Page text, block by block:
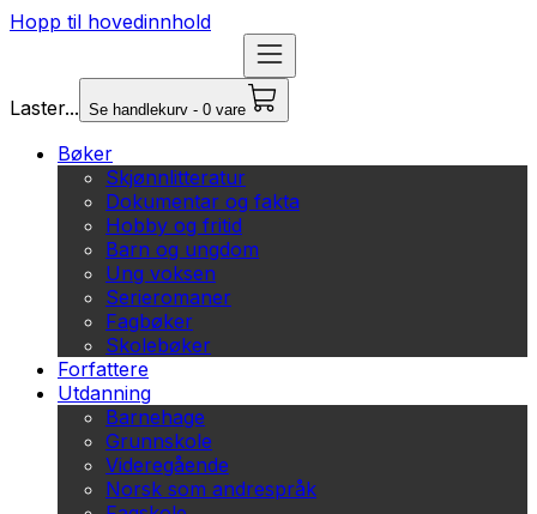
Hopp til hovedinnhold
Laster... Se handlekurv - 0 vare
Bøker
Skjønnlitteratur
Dokumentar og fakta
Hobby og fritid
Barn og ungdom
Ung voksen
Serieromaner
Fagbøker
Skolebøker
Forfattere
Utdanning
Barnehage
Grunnskole
Videregående
Norsk som andrespråk